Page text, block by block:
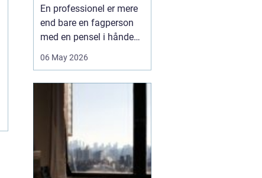
En professionel er mere
end bare en fagperson
med en pensel i hånden.
investerer i malerarbejde,
mere end pæne vægge.
Det handler om at
understøtte
arbejdsmiljøet, signalere
kvalitet over for
kunderne og beskytt...
06 May 2026